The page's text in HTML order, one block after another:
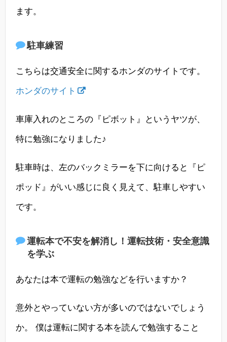
ます。
駐車練習
こちらは交通安全に関するホンダのサイトです。
ホンダのサイト
車庫入れのところの『ピボット』というヤツが、
特に勉強になりました♪
駐車時は、左のバックミラーを下に向けると『ピ
ポッド』がいい感じに良く見えて、駐車しやすい
です。
運転本で不安を解消し！運転技術・安全意識
を学ぶ
あなたは本で運転の勉強などを行いますか？
意外とやっていない方が多いのではないでしょう
か。 僕は運転に関する本を読んで勉強すること